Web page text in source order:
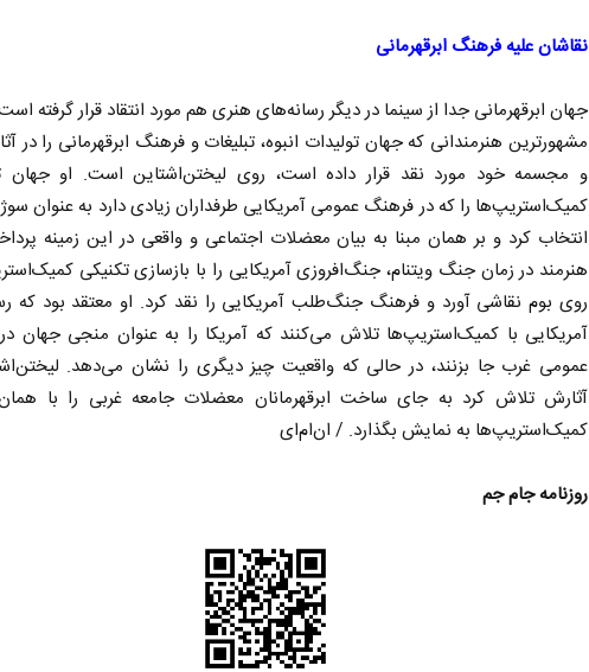
​​​​​​​نقاشان علیه فرهنگ ابرقهرمانی
جهان ابرقهرمانی جدا از سینما در دیگر رسانه‌های هنری هم مورد انتقاد قرار گرفته
مشهورترین هنرمندانی که جهان تولیدات انبوه، تبلیغات و فرهنگ ابرقهرمانی را در
و مجسمه خود مورد نقد قرار داده است، روی لیختن‌اشتاین است. او جهان
کمیک‌استریپ‌ها را که در فرهنگ عمومی آمریکایی طرفداران زیادی دارد به عنوان
انتخاب کرد و بر همان مبنا به بیان معضلات اجتماعی و واقعی در این زمینه
هنرمند در زمان جنگ ویتنام، جنگ‌افروزی آمریکایی را با بازسازی تکنیکی
روی بوم نقاشی آورد و فرهنگ جنگ‌طلب آمریکایی را نقد کرد. او معتقد بود که
آمریکایی با کمیک‌استریپ‌ها تلاش می‌کنند که آمریکا را به عنوان منجی جهان
عمومی غرب جا بزنند، در حالی که واقعیت چیز دیگری را نشان می‌دهد.
آثارش تلاش کرد به جای ساخت ابرقهرمانان معضلات جامعه غربی را با
کمیک‌استریپ‌ها به نمایش بگذارد. / ان‌ام‌ای
روزنامه جام جم